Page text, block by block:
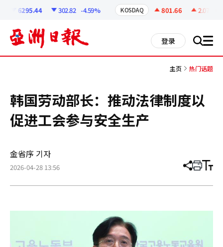
6295.44 302.82 -4.59% KOSDAQ 801.66 2.07
登录 搜 all
主页 热门话题
韩国劳动部长：推动法律制度以
促进工会参与安全生产
金省序 기자
2026-04-28 13:56 分
章
打 调
小